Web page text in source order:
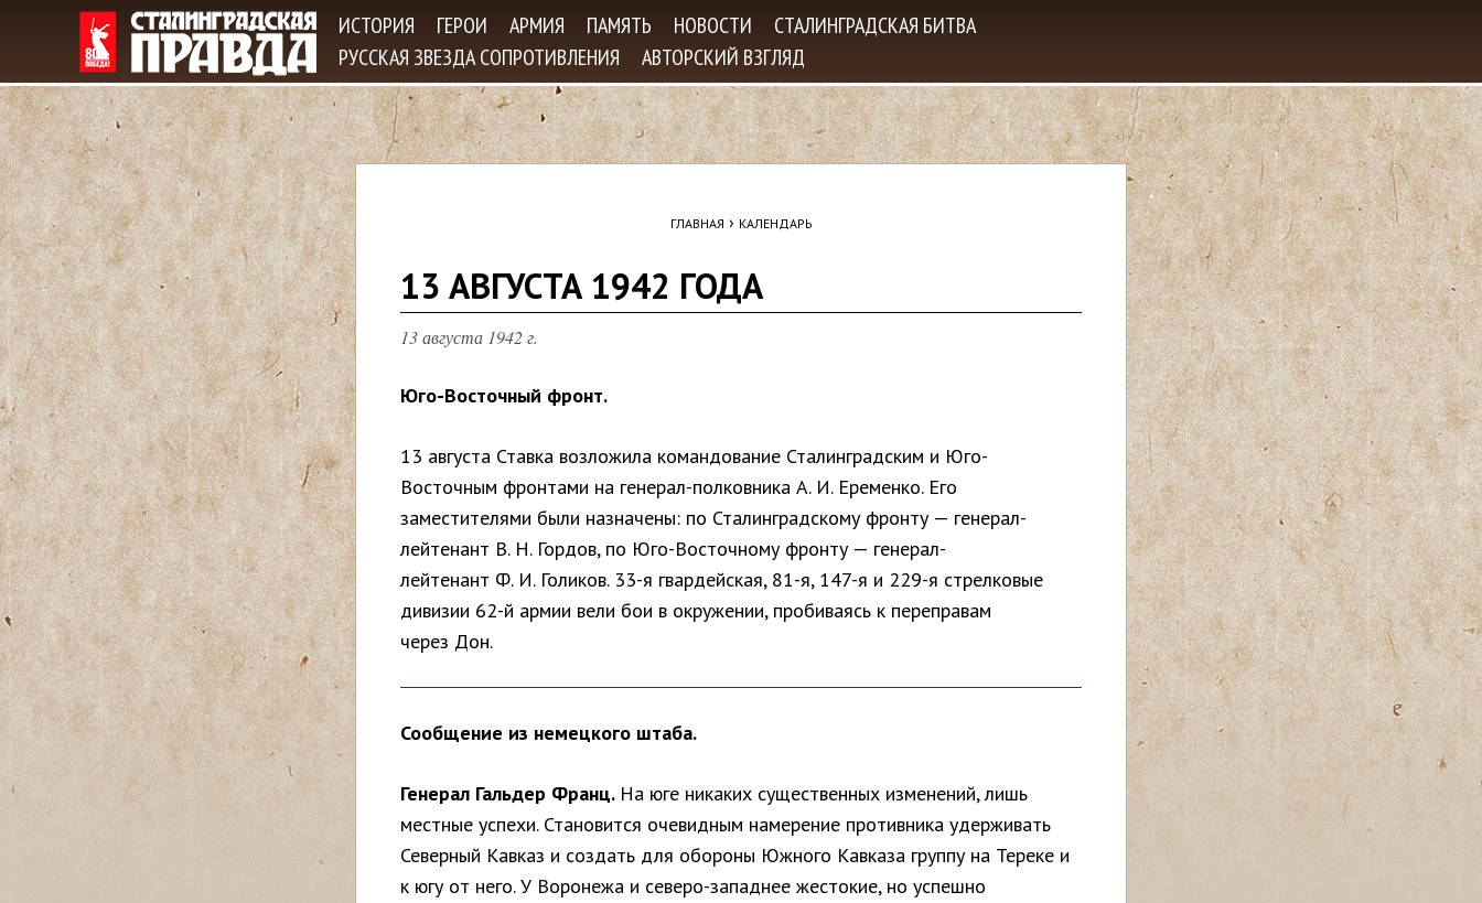
Jump to navigation
ИСТОРИЯ ГЕРОИ АРМИЯ ПАМЯТЬ НОВОСТИ
СТАЛИНГРАДСКАЯ БИТВА
РУССКАЯ ЗВЕЗДА СОПРОТИВЛЕНИЯ
АВТОРСКИЙ ВЗГЛЯД
ы
е
с
ь
ГЛАВНАЯ › КАЛЕНДАРЬ
13 АВГУСТА 1942 ГОДА
13 августа 1942 г.
Юго-Восточный фронт.
13 августа Ставка возложила командование Сталинградским и Юго-
Восточным фронтами на генерал-полковника А. И. Еременко. Его
заместителями были назначены: по Сталинградскому фронту — генерал-
лейтенант В. Н. Гордов, по Юго-Восточному фронту — генерал-
лейтенант Ф. И. Голиков. 33-я гвардейская, 81-я, 147-я и 229-я стрелковые
дивизии 62-й армии вели бои в окружении, пробиваясь к переправам
через Дон.
Сообщение из немецкого штаба.
Генерал Гальдер Франц. На юге никаких существенных изменений, лишь
местные успехи. Становится очевидным намерение противника удерживать
Северный Кавказ и создать для обороны Южного Кавказа группу на Тереке и
к югу от него. У Воронежа и северо-западнее жестокие, но успешно